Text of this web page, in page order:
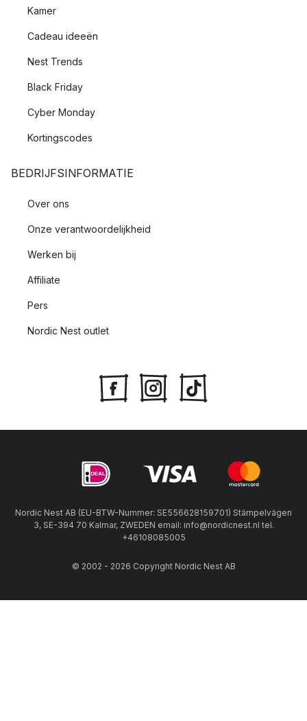
Kamer
Cadeau ideeën
Nest Trends
Black Friday
Cyber Monday
Kortingscodes
BEDRIJFSINFORMATIE
Over ons
Onze verantwoordelijkheid
Werken bij
Affiliate
Pers
Nordic Nest outlet
Nordic Nest AB (EU-BTW-Nummer: SE556628159701) Stämpelvägen
3, SE-394 70 Kalmar, ZWEDEN email: info@nordicnest.nl tel.
+46108085005
© 2002 - 2026 Copyright Nordic Nest AB